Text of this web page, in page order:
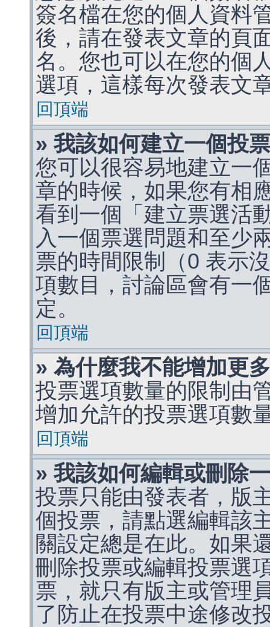
簽名檔在您的個人資料
後，請在發表文章的頁
名。您也可以在您的個
選項，這樣每次發表文
回頂端
» 我該如何建立一個投
您可以很容易地建立一
章的時候，如果您有相
看到一個「建立票選活
入一個票選問題和至少
票的時間限制（0 表示
項數目，討論區會有一
定。
回頂端
» 為什麼我不能增加更
投票選項數量的限制由
增加允許的投票選項數
回頂端
» 我該如何編輯或刪除
投票只能由發表者，版
個投票，請點選編輯該
關設定總是在此。如果
刪除投票或編輯投票選
票，就只有版主或管理
了防止在投票中途修改